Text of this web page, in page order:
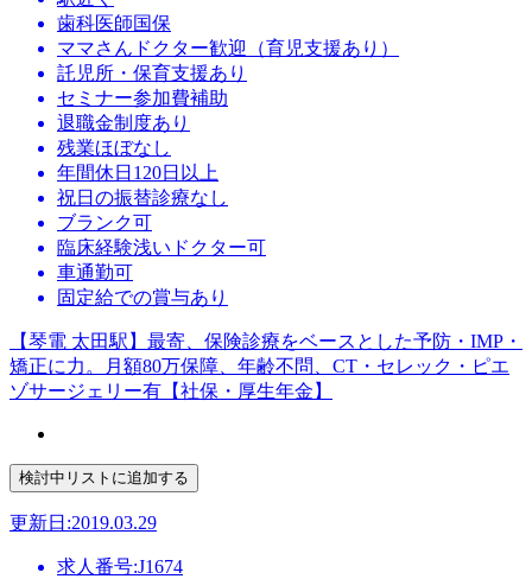
歯科医師国保
ママさんドクター歓迎（育児支援あり）
託児所・保育支援あり
セミナー参加費補助
退職金制度あり
残業ほぼなし
年間休日120日以上
祝日の振替診療なし
ブランク可
臨床経験浅いドクター可
車通勤可
固定給での賞与あり
【琴電 太田駅】最寄、保険診療をベースとした予防・IMP・
矯正に力。月額80万保障、年齢不問、CT・セレック・ピエ
ゾサージェリー有【社保・厚生年金】
更新日:2019.03.29
求人番号:J1674